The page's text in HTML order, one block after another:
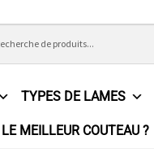
TYPES DE LAMES
MEILLEUR COUTEAU ?